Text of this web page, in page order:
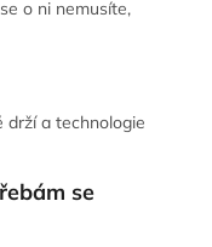
o ni nemusíte,
drží a technologie
se